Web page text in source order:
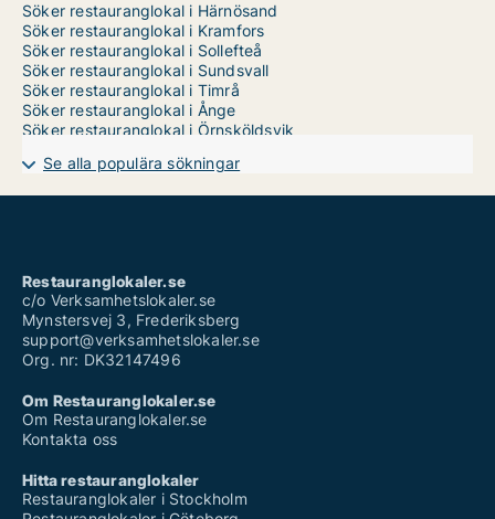
Söker restauranglokal i Härnösand
Söker restauranglokal i Kramfors
Söker restauranglokal i Sollefteå
Söker restauranglokal i Sundsvall
Söker restauranglokal i Timrå
Söker restauranglokal i Ånge
Söker restauranglokal i Örnsköldsvik
Se alla populära sökningar
Restauranglokaler.se
c/o Verksamhetslokaler.se
Mynstersvej 3, Frederiksberg
support@verksamhetslokaler.se
Org. nr: DK32147496
Om Restauranglokaler.se
Om Restauranglokaler.se
Kontakta oss
Hitta restauranglokaler
Restauranglokaler i Stockholm